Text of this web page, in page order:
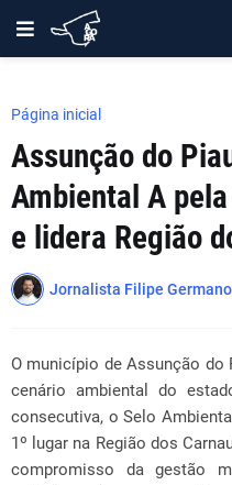
Página inicial
Assunção do
Ambiental A
e lidera Região
Jornalista Filipe Germano
O município de Assunção do
cenário ambiental do
consecutiva, o Selo
1º lugar na Região dos
compromisso da gestão